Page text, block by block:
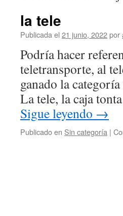
la tele
Publicada el 21 junio, 2022por
Podría hacer
teletransporte, al
ganado la
La tele, la caja
Sigue leyendo →
Publicado en Sin categoría |